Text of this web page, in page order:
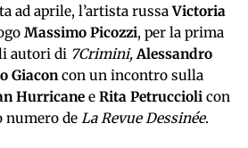
ad aprile, l’artista russaVictoria
Massimo Picozzi, per la prima
autori di 7Crimini, Alessandro
Giaconcon un incontro sulla
Hurricane e Rita Petruccioli con
numero de La Revue Dessinée.